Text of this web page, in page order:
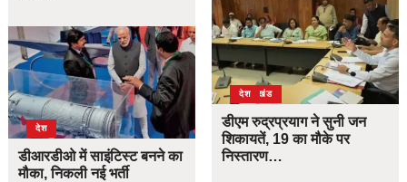
देश
डीआरडीओ में साइंटिस्ट बनने का
मौका, निकली नई भर्ती
उत्तराखंड
देश
डीएम रुद्रप्रयाग ने सुनी जन
शिकायतें, 19 का मौके पर
निस्तारण…